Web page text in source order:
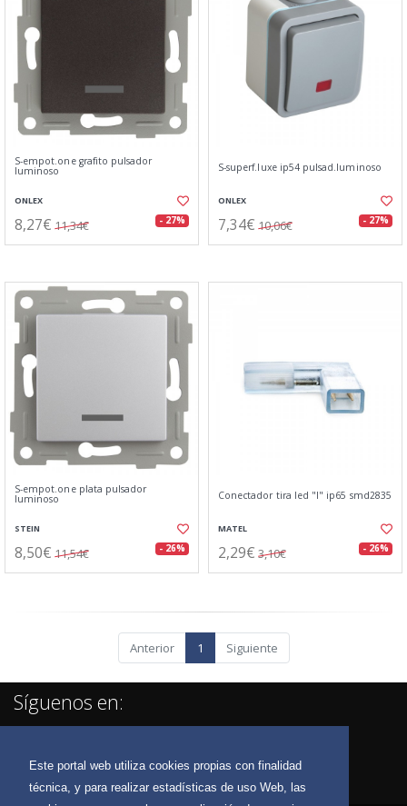
Este portal web utiliza cookies propias con finalidad
técnica, y para realizar estadísticas de uso Web, las
S-empot.one grafito pulsador
luminoso
ONLEX
8,27€ 11,34€ - 27%
S-superf.luxe ip54 pulsad.luminoso
ONLEX
7,34€ 10,06€ - 27%
S-empot.one plata pulsador
luminoso
STEIN
8,50€ 11,54€ - 26%
Conectador tira led "l" ip65 smd2835
MATEL
2,29€ 3,10€ - 26%
Anterior 1 Siguiente
Síguenos en: